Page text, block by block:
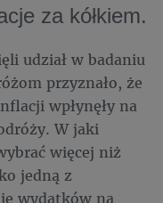
za kółkiem.
udział w badaniu
przyznało, że
wpłynęły na
W jaki
więcej niż
jedną z
wydatków na